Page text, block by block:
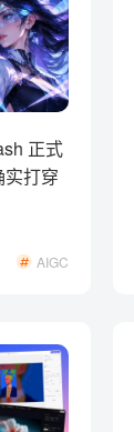
正式
打穿
AIGC